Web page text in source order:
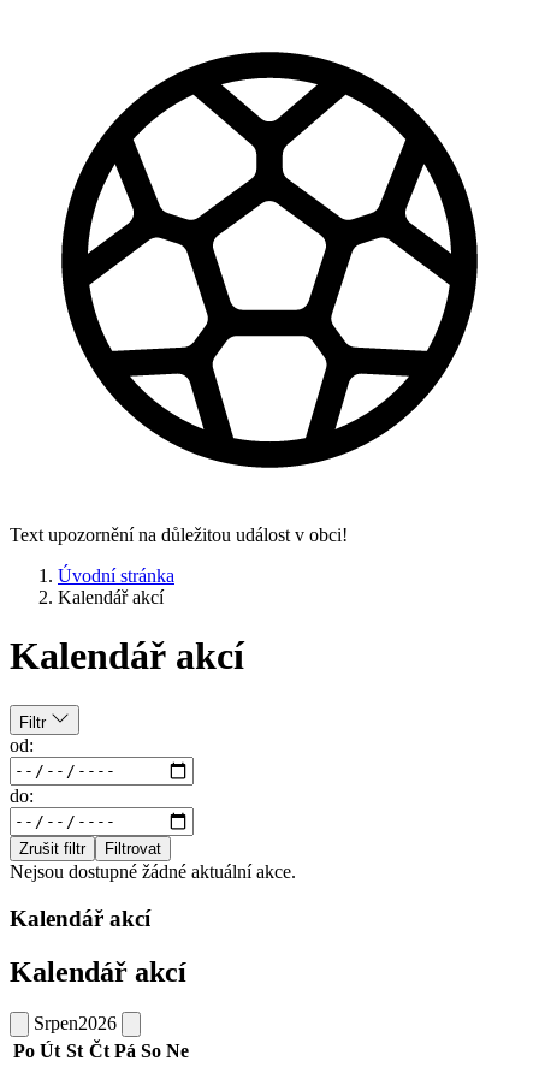
Text upozornění na důležitou událost v obci!
Úvodní stránka
Kalendář akcí
Kalendář akcí
Filtr
od:
do:
Zrušit filtr Filtrovat
Nejsou dostupné žádné aktuální akce.
Kalendář akcí
Kalendář akcí
Srpen2026
Po Út St Čt Pá So Ne